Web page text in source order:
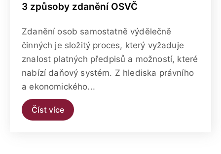
3 způsoby zdanění OSVČ
Zdanění osob samostatně výdělečně
činných je složitý proces, který vyžaduje
znalost platných předpisů a možností, které
nabízí daňový systém. Z hlediska právního
a ekonomického...
Číst více